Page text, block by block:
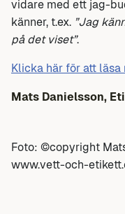
vidare med ett jag-
känner, t.ex. ”Jag
på det viset”.
Klicka här för att läsa
Mats Danielsson,
Foto: ©copyright
www.vett-och-